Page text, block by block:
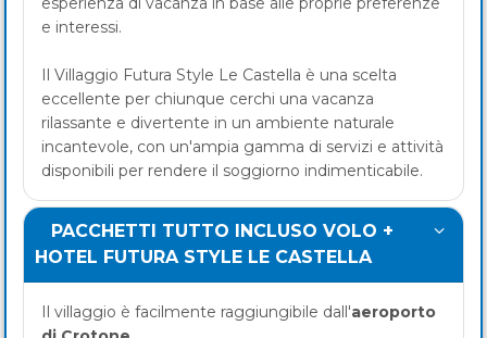
e interessi.
Il Villaggio Futura Style Le Castella è una scelta
eccellente per chiunque cerchi una vacanza
rilassante e divertente in un ambiente naturale
incantevole, con un'ampia gamma di servizi e attività
disponibili per rendere il soggiorno indimenticabile.
PACCHETTI TUTTO INCLUSO VOLO +
HOTEL FUTURA STYLE LE CASTELLA
Il villaggio è facilmente raggiungibile dall'aeroporto